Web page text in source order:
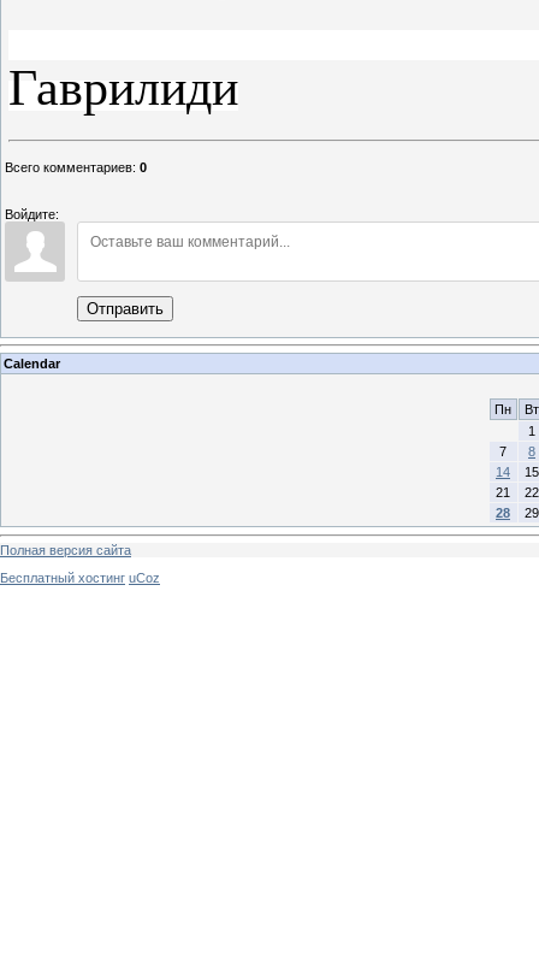
Гаврилиди
Всего комментариев: 0
Войдите:
Отправить
Calendar
Пн
Вт
1
7
8
14
15
21
22
28
29
Полная версия сайта
Бесплатный хостинг uCoz